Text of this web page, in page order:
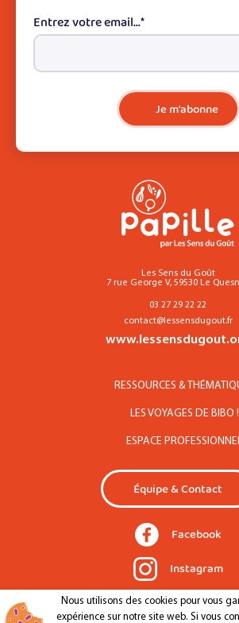
Entrez votre email...*
Je m'abonne
Les Sens du Goût
7 rue George V, 59530 Le
03 27 29 22 22
contact@lessensdugout.fr
RESSOURCES &
LES VOYAGES DE BIBO !
ESPACE
Équipe & Contact
Facebook
Instagram
Nous utilisons des cookies pour vous
expérience sur notre site web. Si vous